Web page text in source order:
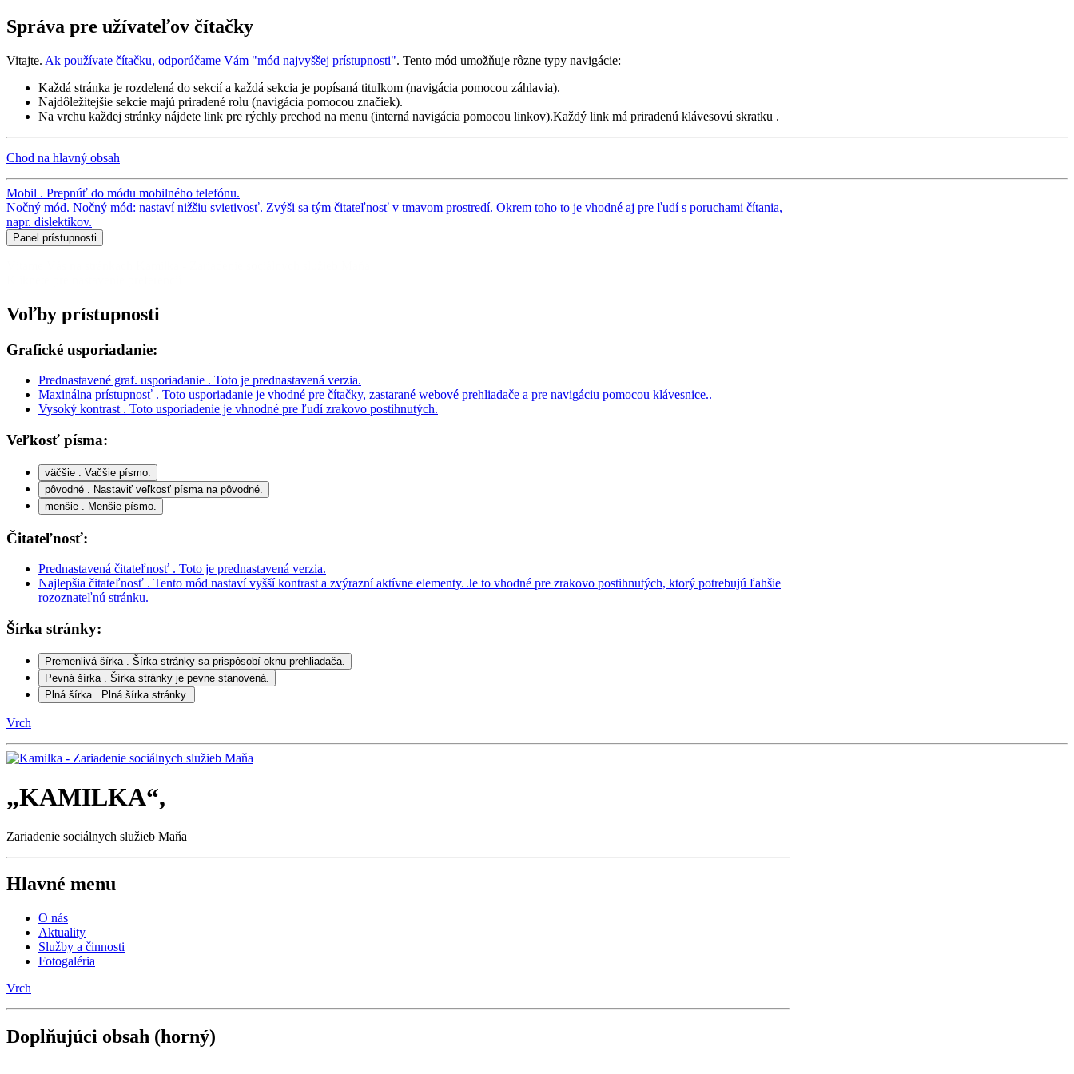
Správa pre užívateľov čítačky
Vitajte. Ak používate čítačku, odporúčame Vám "mód najvyššej prístupnosti". Tento mód umožňuje rôzne typy navigácie:
Každá stránka je rozdelená do sekcií a každá sekcia je popísaná titulkom (navigácia pomocou záhlavia).
Najdôležitejšie sekcie majú priradené rolu (navigácia pomocou značiek).
Na vrchu každej stránky nájdete link pre rýchly prechod na menu (interná navigácia pomocou linkov).Každý link má priradenú klávesovú skratku .
Chod na hlavný obsah
Mobil . Prepnúť do módu mobilného telefónu.
Nočný mód. Nočný mód: nastaví nižšiu svietivosť. Zvýši sa tým čitateľnosť v tmavom prostredí. Okrem toho to je vhodné aj pre ľudí s poruchami čítania,
napr. dislektikov.
Panel prístupnosti
Grafické usporiadanie:
Maxinálna prístupnosť. Toto usporiadanie je vhodné pre čítačky, zastarané webové prehliadače a pre navigáciu pomocou klávesnice..
Veľkosť písma:
pôvodné . Nastaviť veľkosť písma na pôvodné.
menšie . Menšie písmo.
Čitateľnosť:
Najlepšia čitateľnosť
Šírka stránky:
Pevná šírka
Plná šírka. Plná šírka stránky.
Vrch
„KAMILKA“,
Zariadenie sociálnych služieb Maňa
Hlavné menu
O nás
Aktuality
Fotogaléria
Vrch
Doplňujúci obsah (horný)
Slideshow